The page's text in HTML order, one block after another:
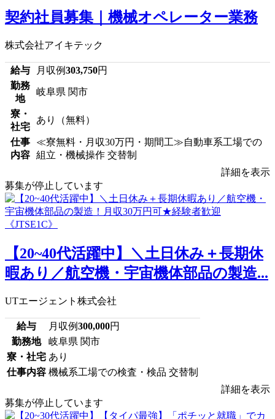
契約社員募集｜機械オペレーター業務
株式会社アイキテック
給与 月収例303,750円
勤務
地
岐阜県 関市
寮・
社宅
あり（無料）
仕事
内容
≪寮無料・月収30万円・期間工≫自動車系工場での
組立・機械操作 交替制
詳細を表示
募集が停止しています
【20~40代活躍中】＼土日休み＋長期休
暇あり／航空機・宇宙機体部品の製造...
UTエージェント株式会社
給与 月収例300,000円
勤務地
岐阜県 関市
寮・社宅 あり
仕事内容 機械系工場での検査・検品 交替制
詳細を表示
募集が停止しています